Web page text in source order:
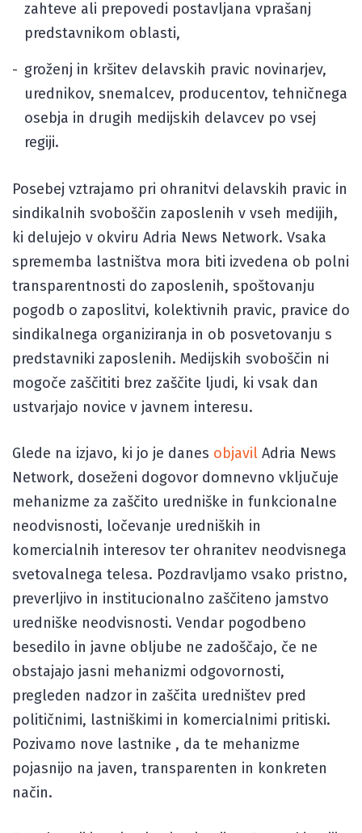
zahteve ali prepovedi postavljana vprašanj
predstavnikom oblasti,
groženj in kršitev delavskih pravic novinarjev,
urednikov, snemalcev, producentov, tehničnega
osebja in drugih medijskih delavcev po vsej
regiji.
Posebej vztrajamo pri ohranitvi delavskih pravic in
sindikalnih svoboščin zaposlenih v vseh medijih,
ki delujejo v okviru Adria News Network. Vsaka
sprememba lastništva mora biti izvedena ob polni
transparentnosti do zaposlenih, spoštovanju
pogodb o zaposlitvi, kolektivnih pravic, pravice do
sindikalnega organiziranja in ob posvetovanju s
predstavniki zaposlenih. Medijskih svoboščin ni
mogoče zaščititi brez zaščite ljudi, ki vsak dan
ustvarjajo novice v javnem interesu.
Glede na izjavo, ki jo je danes objavil Adria News
Network, doseženi dogovor domnevno vključuje
mehanizme za zaščito uredniške in funkcionalne
neodvisnosti, ločevanje uredniških in
komercialnih interesov ter ohranitev neodvisnega
svetovalnega telesa. Pozdravljamo vsako pristno,
preverljivo in institucionalno zaščiteno jamstvo
uredniške neodvisnosti. Vendar pogodbeno
besedilo in javne obljube ne zadoščajo, če ne
obstajajo jasni mehanizmi odgovornosti,
pregleden nadzor in zaščita uredništev pred
političnimi, lastniškimi in komercialnimi pritiski.
Pozivamo nove lastnike , da te mehanizme
pojasnijo na javen, transparenten in konkreten
način.